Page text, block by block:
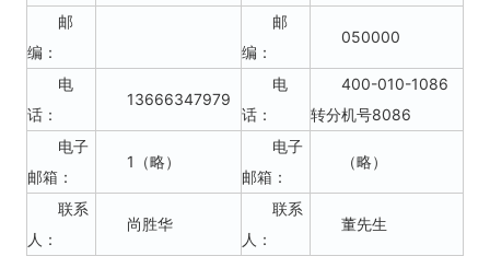
邮
编：
邮
编：
050000
电
话：
13666347979
电
话：
400-010-1086
转分机号8086
电子
邮箱：
1（略）
电子
邮箱：
（略）
联系
人：
尚胜华
联系
人：
董先生